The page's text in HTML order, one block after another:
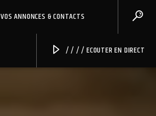
VOS ANNONCES & CONTACTS
/ / / / ECOUTER EN DIRECT